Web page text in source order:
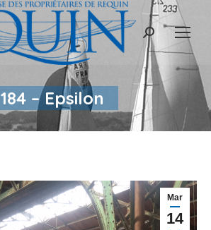
Recherche
184 – Epsilon
Mar
14